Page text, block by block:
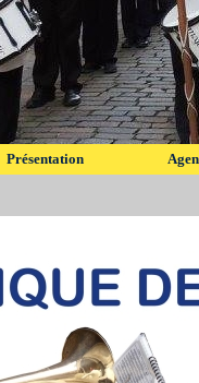
Présentation